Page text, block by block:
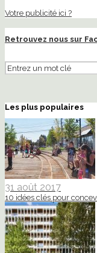
Votre publicité ici ?
Retrouvez nous sur
Les plus populaires
31 août 2017
10 idées clés pour